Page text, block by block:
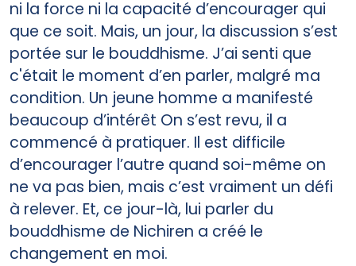
ni la force ni la capacité d’encourager qui
que ce soit. Mais, un jour, la discussion s’est
portée sur le bouddhisme. J’ai senti que
c'était le moment d’en parler, malgré ma
condition. Un jeune homme a manifesté
beaucoup d’intérêt On s’est revu, il a
commencé à pratiquer. Il est difficile
d’encourager l’autre quand soi-même on
ne va pas bien, mais c’est vraiment un défi
à relever. Et, ce jour-là, lui parler du
bouddhisme de Nichiren a créé le
changement en moi.